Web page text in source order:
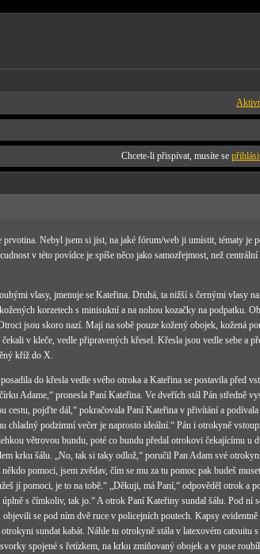
Chcete-li přispívat, musíte se
Nebyl jsem si jist, na jaké fórum/web ji umístit, tématy je
v této povídce je spíše něco jako samozřejmost, než centrální
vlasy, jmenuje se Kateřina. Druhá, ta nižší s černými vlasy na
korzetech s minisukní a na nohou kozačky na podpatku.
jsou skoro nazí. Mají na sobě pouze kožený obojek, kožená
v kleče, vedle připravených křesel. Křesla jsou vedle sebe a
kříž do X.
do křesla vedle svého otroka a Kateřina se postavila před
Adame,“ pronesla Paní Kateřina. Ve dveřích stál Pán středně
cestu, pojďte dál,“ pokračovala Paní Kateřina v přivítání a
chladný podzimní večer je naprosto ideální.“ Pán i otrokyně
větrovou bundu, poté co bundu předal otrokovi čekajícímu u
krku šálu. „No, tak si taky odlož,“ poručil Pan Adam své
pomoci, jsem zvědav, čím se mu za tu pomoc pak budeš
jí pomoci, je to na tobě.“ „Děkuji, má Paní,“ odpověděl otrok a
s čímkoliv, tak jo.“ A otrok Paní Kateřiny sundal šálu. Pod ní
se pod ním dvě ruce v policejních poutech. Kapsy
sundat kabát. Náhle tu otrokyně stála v latexovém catsuitu
spojené s řetízkem, na krku zmiňovaný obojek a v puse